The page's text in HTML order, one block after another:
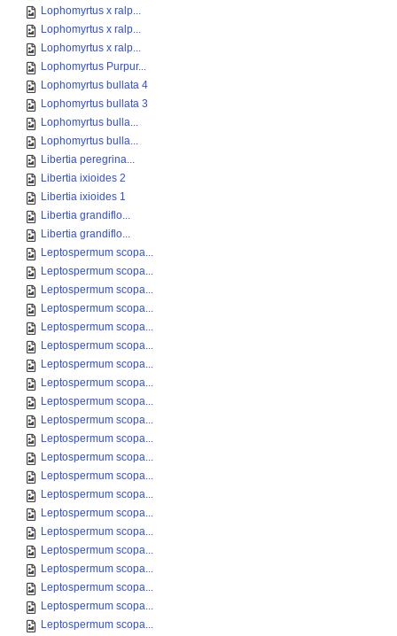
Lophomyrtus x ralp...
Lophomyrtus x ralp...
Lophomyrtus x ralp...
Lophomyrtus Purpur...
Lophomyrtus bullata 4
Lophomyrtus bullata 3
Lophomyrtus bulla...
Lophomyrtus bulla...
Libertia peregrina...
Libertia ixioides 2
Libertia ixioides 1
Libertia grandiflo...
Libertia grandiflo...
Leptospermum scopa...
Leptospermum scopa...
Leptospermum scopa...
Leptospermum scopa...
Leptospermum scopa...
Leptospermum scopa...
Leptospermum scopa...
Leptospermum scopa...
Leptospermum scopa...
Leptospermum scopa...
Leptospermum scopa...
Leptospermum scopa...
Leptospermum scopa...
Leptospermum scopa...
Leptospermum scopa...
Leptospermum scopa...
Leptospermum scopa...
Leptospermum scopa...
Leptospermum scopa...
Leptospermum scopa...
Leptospermum scopa...